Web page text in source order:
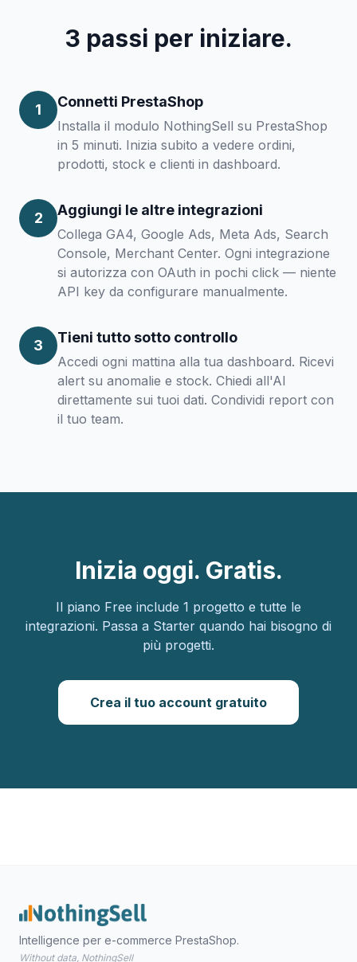
3 passi per iniziare.
1 Connetti PrestaShop
Installa il modulo NothingSell su PrestaShop
in 5 minuti. Inizia subito a vedere ordini,
prodotti, stock e clienti in dashboard.
2 Aggiungi le altre integrazioni
Collega GA4, Google Ads, Meta Ads, Search
Console, Merchant Center. Ogni integrazione
si autorizza con OAuth in pochi click — niente
API key da configurare manualmente.
3 Tieni tutto sotto controllo
Accedi ogni mattina alla tua dashboard. Ricevi
alert su anomalie e stock. Chiedi all'AI
direttamente sui tuoi dati. Condividi report con
il tuo team.
Inizia oggi. Gratis.
Il piano Free include 1 progetto e tutte le
integrazioni. Passa a Starter quando hai bisogno di
più progetti.
Crea il tuo account gratuito
Intelligence per e-commerce PrestaShop.
Without data, NothingSell